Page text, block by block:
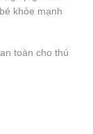
khỏe mạnh
toàn cho thú